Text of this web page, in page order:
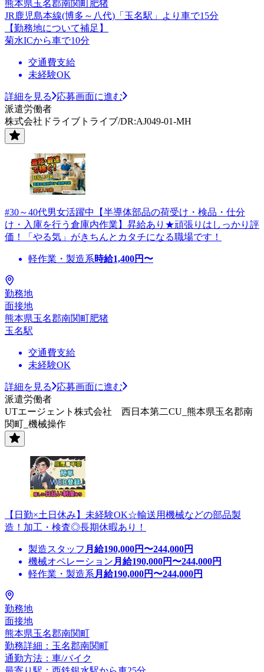
熊本県玉名郡南関町肥猪
JR鹿児島本線(博多～八代)「玉名駅」より車で15分
【勤務地について補足】
菊水ICから車で10分
交通費支給
未経験OK
詳細を見る
応募画面に進む
派遣労働者
株式会社ドライブトライブ/DR:AJ049-01-MH
#30～40代男女活躍中【半導体部品の荷受け・検品・仕分
け・入庫を行う倉庫内作業】昇給あり★頑張りはしっかり評
価！「やる気」がきちんとカタチになる職場です！
軽作業・製造系時給1,400円〜
勤務地
面接地
熊本県玉名郡南関町肥猪
玉名駅
交通費支給
未経験OK
詳細を見る
応募画面に進む
派遣労働者
UTエージェント株式会社 西日本第二CU_熊本県玉名郡南
関町_機械操作
【日勤×土日休み】未経験OK☆輸送用機械などの部品製
造！加工・検査◎長期休暇あり！
製造スタッフ 月給190,000円〜244,000円
機械オペレーション 月給190,000円〜244,000円
軽作業・製造系 月給190,000円〜244,000円
勤務地
面接地
熊本県玉名郡南関町
勤務詳細：玉名郡南関町
通勤方法：車/バイク